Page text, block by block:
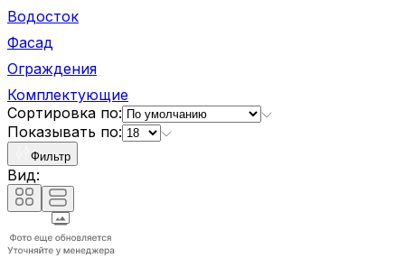
Водосток
Фасад
Ограждения
Комплектующие
Сортировка по:
Показывать по:
Фильтр
Вид: